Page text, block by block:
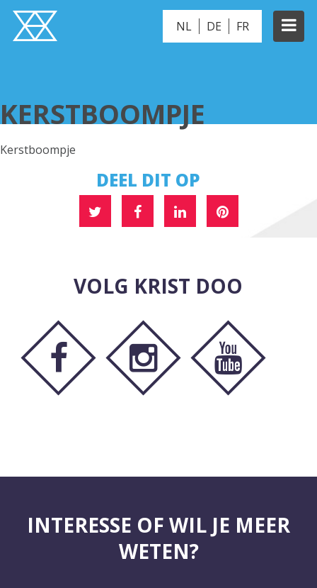
NL DE FR
KERSTBOOMPJE
Kerstboompje
DEEL DIT OP
VOLG KRIST DOO
INTERESSE OF WIL JE MEER
WETEN?